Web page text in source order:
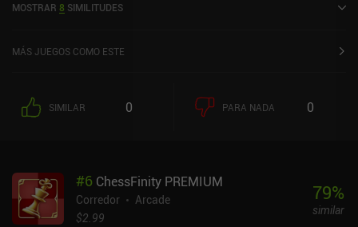
Play y de 4,8 sobre 5,0 en la App Store de iOS.
MOSTRAR 8 SIMILITUDES
MÁS JUEGOS COMO ESTE
SIMILAR 0 PARA NADA 0
#6 ChessFinity PREMIUM
Corredor
Arcade
$2.99
79%
similar